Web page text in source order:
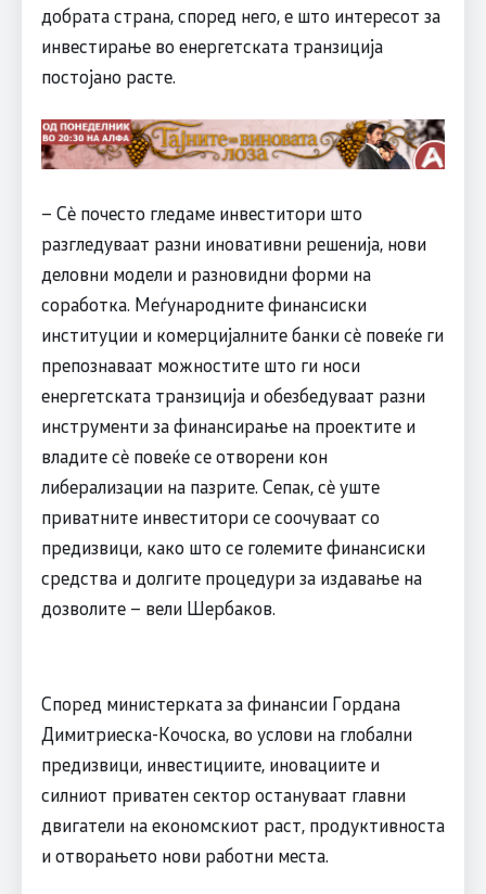
добрата страна, според него, е што интересот за
инвестирање во енергетската транзиција
постојано расте.
– Сè почесто гледаме инвеститори што
разгледуваат разни иновативни решенија, нови
деловни модели и разновидни форми на
соработка. Меѓународните финансиски
институции и комерцијалните банки сè повеќе ги
препознаваат можностите што ги носи
енергетската транзиција и обезбедуваат разни
инструменти за финансирање на проектите и
владите сè повеќе се отворени кон
либерализации на пазрите. Сепак, сè уште
приватните инвеститори се соочуваат со
предизвици, како што се големите финансиски
средства и долгите процедури за издавање на
дозволите – вели Шербаков.
Според министерката за финансии Гордана
Димитриеска-Кочоска, во услови на глобални
предизвици, инвестициите, иновациите и
силниот приватен сектор остануваат главни
двигатели на економскиот раст, продуктивноста
и отворањето нови работни места.